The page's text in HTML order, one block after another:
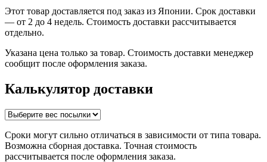
Этот товар доставляется под заказ из Японии. Срок доставки
— от 2 до 4 недель. Стоимость доставки рассчитывается
отдельно.
Указана цена только за товар. Стоимость доставки менеджер
сообщит после оформления заказа.
Калькулятор доставки
Сроки могут сильно отличаться в зависимости от типа товара.
Возможна сборная доставка. Точная стоимость
рассчитывается после оформления заказа.